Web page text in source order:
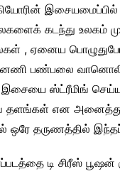
இசையமைப்பில்
கடந்து உலகம்
, ஏனைய
பண்பலை
ஸ்ட்ரீமிங்
தளங்கள் என
தருணத்தில் இந்தப்
டி சிரீஸ் பூஷன்